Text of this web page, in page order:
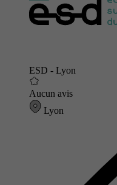
ESD - Lyon
Aucun avis
Lyon